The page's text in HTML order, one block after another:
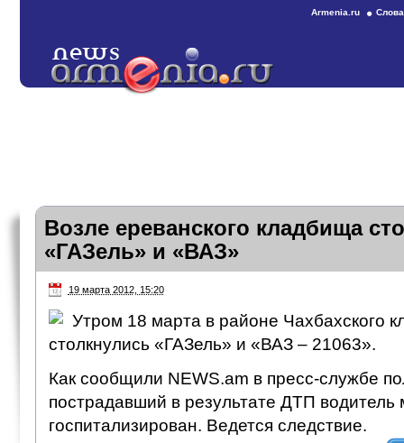
Armenia.ru
Возле ереванского кладбища
«ГАЗель» и «ВАЗ»
19 марта 2012, 15:20
Утром 18 марта в районе Чахбахского
столкнулись «ГАЗель» и «ВАЗ – 21063».
Как сообщили NEWS.am в пресс-службе
пострадавший в результате ДТП водитель
госпитализирован. Ведется следствие.